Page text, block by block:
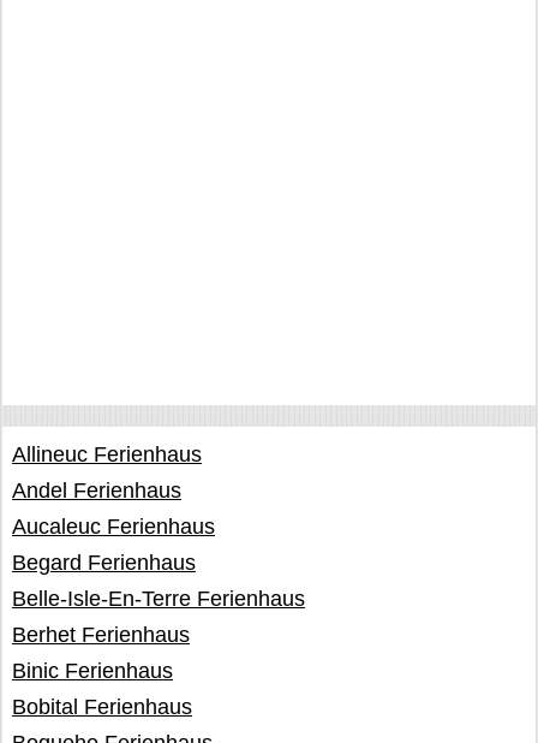
Allineuc Ferienhaus
Andel Ferienhaus
Aucaleuc Ferienhaus
Begard Ferienhaus
Belle-Isle-En-Terre Ferienhaus
Berhet Ferienhaus
Binic Ferienhaus
Bobital Ferienhaus